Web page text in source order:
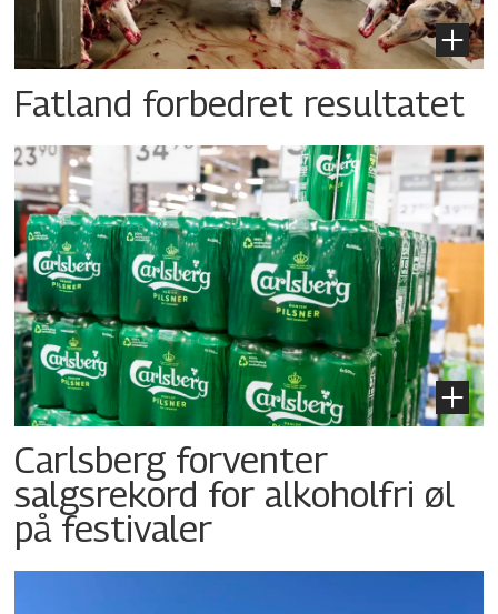
Fatland forbedret resultatet
Carlsberg forventer
salgsrekord for alkoholfri øl
på festivaler